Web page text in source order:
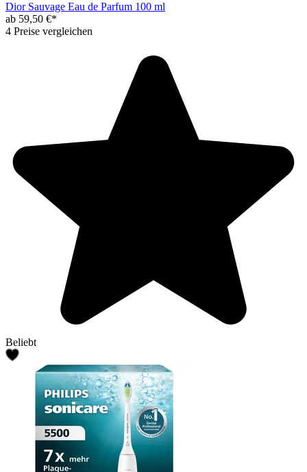
Dior Sauvage Eau de Parfum 100 ml
ab 59,50 €*
4 Preise vergleichen
Beliebt